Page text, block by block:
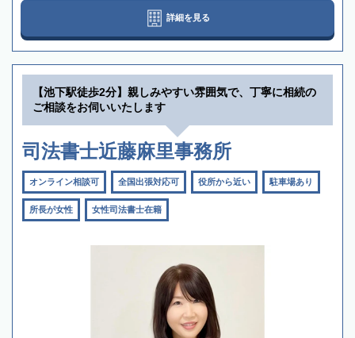
詳細を見る
【池下駅徒歩2分】親しみやすい雰囲気で、丁寧に相続の
ご相談をお伺いいたします
司法書士近藤麻里事務所
オンライン相談可 全国出張対応可 役所から近い 駐車場あり
所長が女性 女性司法書士在籍